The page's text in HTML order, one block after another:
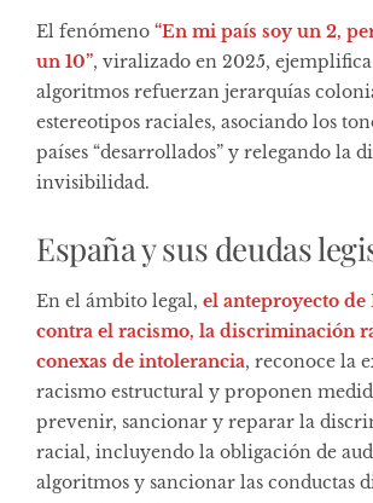
El fenómeno “En mi país soy un 2,
un 10”, viralizado en 2025,
algoritmos refuerzan jerarquías
estereotipos raciales, asociando los
países “desarrollados” y relegando la
invisibilidad.
España y sus deudas
En el ámbito legal, el anteproyecto de
contra el racismo, la discriminación
conexas de intolerancia, reconoce la
racismo estructural y proponen
prevenir, sancionar y reparar la
racial, incluyendo la obligación de
algoritmos y sancionar las conductas